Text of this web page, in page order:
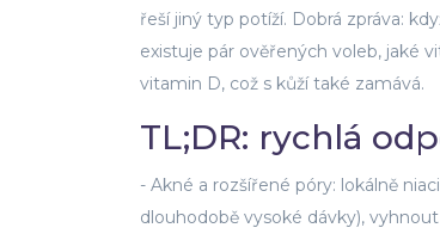
řeší jiný typ potíží. Dobrá zpráva:
existuje pár ověřených voleb, jaké
vitamin D, což s kůží také zamává.
TL;DR: rychlá
- Akné a rozšířené póry: lokálně
dlouhodobě vysoké dávky),